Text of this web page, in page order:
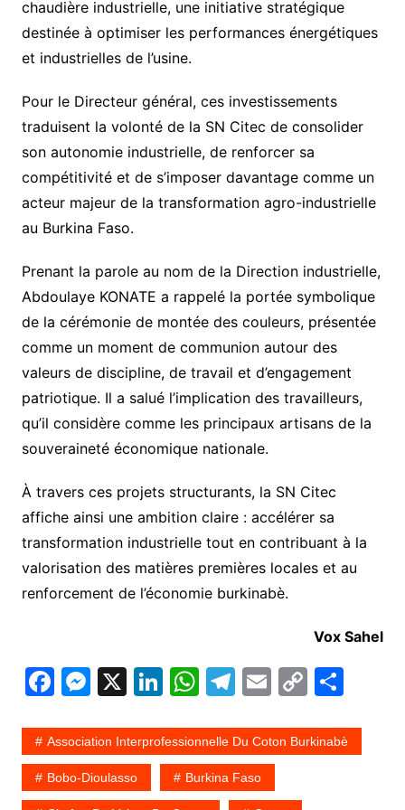
chaudière industrielle, une initiative stratégique
destinée à optimiser les performances énergétiques
et industrielles de l’usine.
Pour le Directeur général, ces investissements
traduisent la volonté de la SN Citec de consolider
son autonomie industrielle, de renforcer sa
compétitivité et de s’imposer davantage comme un
acteur majeur de la transformation agro-industrielle
au Burkina Faso.
Prenant la parole au nom de la Direction industrielle,
Abdoulaye KONATE a rappelé la portée symbolique
de la cérémonie de montée des couleurs, présentée
comme un moment de communion autour des
valeurs de discipline, de travail et d’engagement
patriotique. Il a salué l’implication des travailleurs,
qu’il considère comme les principaux artisans de la
souveraineté économique nationale.
À travers ces projets structurants, la SN Citec
affiche ainsi une ambition claire : accélérer sa
transformation industrielle tout en contribuant à la
valorisation des matières premières locales et au
renforcement de l’économie burkinabè.
Vox Sahel
F
c
e
b
M
s
s
e
X Li
k
e
dI
W
at
s
A
T
e
gr
a
E
ai
l
C
p
P
ta
Association Interprofessionnelle Du Coton Burkinabè
Bobo-Dioulasso Burkina Faso